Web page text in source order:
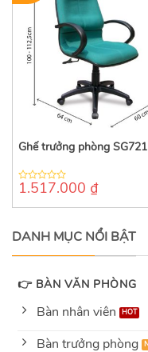
Ghế trưởng phòng SG721
0
of
1.517.000 ₫
DANH MỤC NỔI BẬT
👉 BÀN VĂN PHÒNG
Bàn nhân viên
Bàn trưởng phòng